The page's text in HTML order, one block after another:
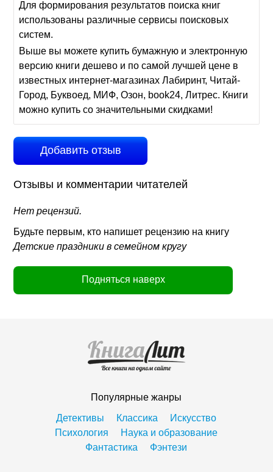
Для формирования результатов поиска книг
использованы различные сервисы поисковых
систем.
Выше вы можете купить бумажную и электронную
версию книги дешево и по самой лучшей цене в
известных интернет-магазинах Лабиринт, Читай-
Город, Буквоед, МИФ, Озон, book24, Литрес. Книги
можно купить со значительными скидками!
Добавить отзыв
Отзывы и комментарии читателей
Нет рецензий.
Будьте первым, кто напишет рецензию на книгу
Детские праздники в семейном кругу
Подняться наверх
Популярные жанры
Детективы
Классика
Искусство
Психология
Наука и образование
Фантастика
Фэнтези